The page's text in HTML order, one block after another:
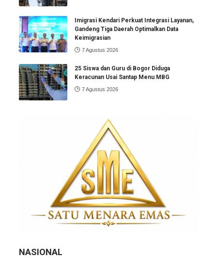
Imigrasi Kendari Perkuat Integrasi Layanan,
Gandeng Tiga Daerah Optimalkan Data
Keimigrasian
7 Agustus 2026
25 Siswa dan Guru di Bogor Diduga
Keracunan Usai Santap Menu MBG
7 Agustus 2026
NASIONAL